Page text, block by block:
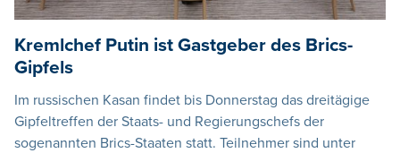
Kremlchef Putin ist Gastgeber des Brics-
Gipfels
Im russischen Kasan findet bis Donnerstag das dreitägige
Gipfeltreffen der Staats- und Regierungschefs der
sogenannten Brics-Staaten statt. Teilnehmer sind unter